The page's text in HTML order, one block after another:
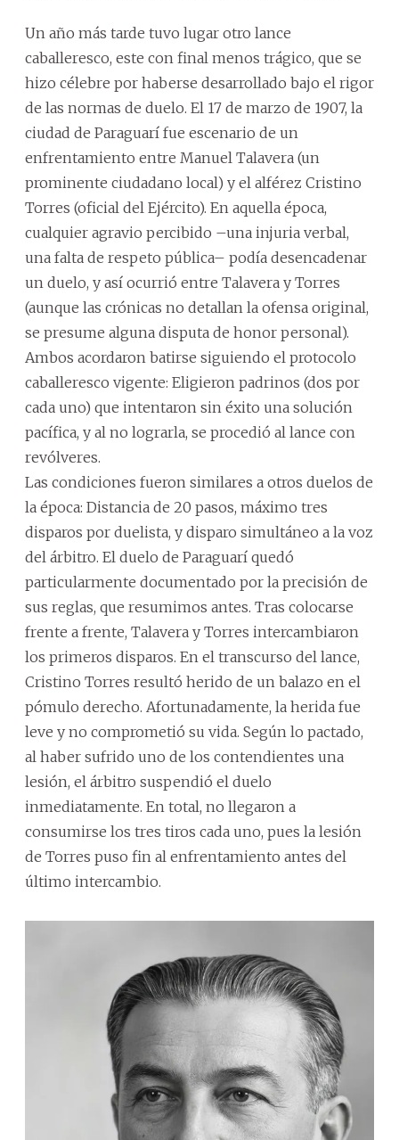
Un año más tarde tuvo lugar otro lance
caballeresco, este con final menos trágico, que se
hizo célebre por haberse desarrollado bajo el rigor
de las normas de duelo. El 17 de marzo de 1907, la
ciudad de Paraguarí fue escenario de un
enfrentamiento entre Manuel Talavera (un
prominente ciudadano local) y el alférez Cristino
Torres (oficial del Ejército). En aquella época,
cualquier agravio percibido –una injuria verbal,
una falta de respeto pública– podía desencadenar
un duelo, y así ocurrió entre Talavera y Torres
(aunque las crónicas no detallan la ofensa original,
se presume alguna disputa de honor personal).
Ambos acordaron batirse siguiendo el protocolo
caballeresco vigente: Eligieron padrinos (dos por
cada uno) que intentaron sin éxito una solución
pacífica, y al no lograrla, se procedió al lance con
revólveres.
Las condiciones fueron similares a otros duelos de
la época: Distancia de 20 pasos, máximo tres
disparos por duelista, y disparo simultáneo a la voz
del árbitro. El duelo de Paraguarí quedó
particularmente documentado por la precisión de
sus reglas, que resumimos antes. Tras colocarse
frente a frente, Talavera y Torres intercambiaron
los primeros disparos. En el transcurso del lance,
Cristino Torres resultó herido de un balazo en el
pómulo derecho. Afortunadamente, la herida fue
leve y no comprometió su vida. Según lo pactado,
al haber sufrido uno de los contendientes una
lesión, el árbitro suspendió el duelo
inmediatamente. En total, no llegaron a
consumirse los tres tiros cada uno, pues la lesión
de Torres puso fin al enfrentamiento antes del
último intercambio.